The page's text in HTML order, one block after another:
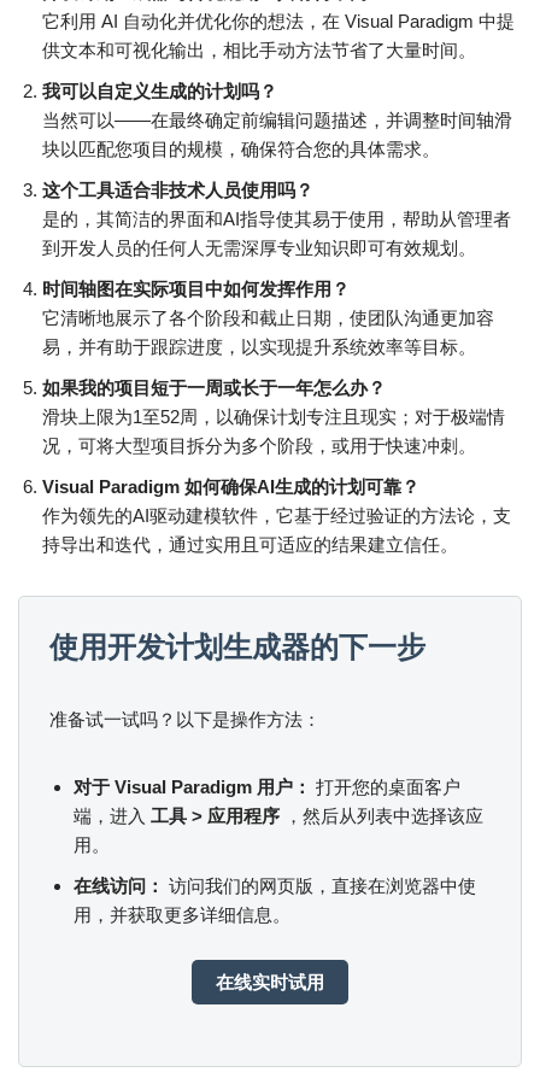
它利用 AI 自动化并优化你的想法，在 Visual Paradigm 中提
供文本和可视化输出，相比手动方法节省了大量时间。
我可以自定义生成的计划吗？
当然可以——在最终确定前编辑问题描述，并调整时间轴滑
块以匹配您项目的规模，确保符合您的具体需求。
这个工具适合非技术人员使用吗？
是的，其简洁的界面和AI指导使其易于使用，帮助从管理者
到开发人员的任何人无需深厚专业知识即可有效规划。
时间轴图在实际项目中如何发挥作用？
它清晰地展示了各个阶段和截止日期，使团队沟通更加容
易，并有助于跟踪进度，以实现提升系统效率等目标。
如果我的项目短于一周或长于一年怎么办？
滑块上限为1至52周，以确保计划专注且现实；对于极端情
况，可将大型项目拆分为多个阶段，或用于快速冲刺。
Visual Paradigm 如何确保AI生成的计划可靠？
作为领先的AI驱动建模软件，它基于经过验证的方法论，支
持导出和迭代，通过实用且可适应的结果建立信任。
使用开发计划生成器的下一步
准备试一试吗？以下是操作方法：
对于 Visual Paradigm 用户： 打开您的桌面客户
端，进入 工具 > 应用程序 ，然后从列表中选择该应
用。
在线访问： 访问我们的网页版，直接在浏览器中使
用，并获取更多详细信息。
在线实时试用